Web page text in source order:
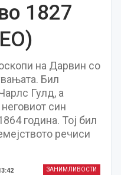
1827
на Дарвин со
Бил
Гулд, а
син
година. Тој бил
речиси
ЗАНИМЛИВОСТИ